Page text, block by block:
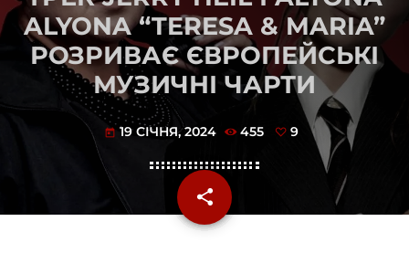
ALYONA “TERESA & MARIA”
РОЗРИВАЄ ЄВРОПЕЙСЬКІ
МУЗИЧНІ ЧАРТИ
today 19 СІЧНЯ, 2024 455 9
share
email